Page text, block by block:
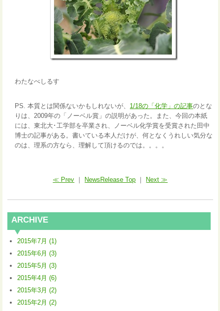
わたなべしるす
PS. 本質とは関係ないかもしれないが、 1/18の「化学」の記事のとな
りは、2009年の「ノーベル賞」の説明があった。また、今回の本紙
には、東北大･工学部を卒業され、ノーベル化学賞を受賞された田中
博士の記事がある。書いている本人だけが、何となくうれしい気分な
のは、理系の方なら、理解して頂けるのでは。。。。
≪ Prev ｜ NewsRelease Top ｜ Next ≫
ARCHIVE
2015年7月 (1)
2015年6月 (3)
2015年5月 (3)
2015年4月 (6)
2015年3月 (2)
2015年2月 (2)